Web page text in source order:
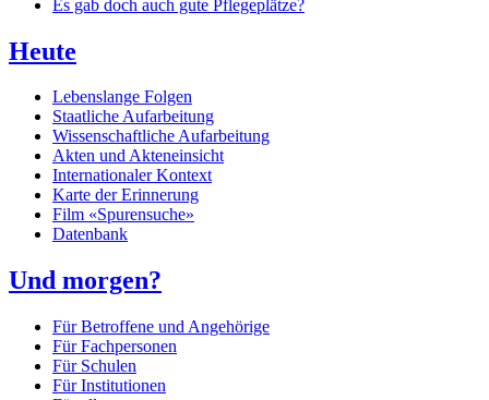
Es gab doch auch gute Pflegeplätze?
Heute
Lebenslange Folgen
Staatliche Aufarbeitung
Wissenschaftliche Aufarbeitung
Akten und Akteneinsicht
Internationaler Kontext
Karte der Erinnerung
Film «Spurensuche»
Datenbank
Und morgen?
Für Betroffene und Angehörige
Für Fachpersonen
Für Schulen
Für Institutionen